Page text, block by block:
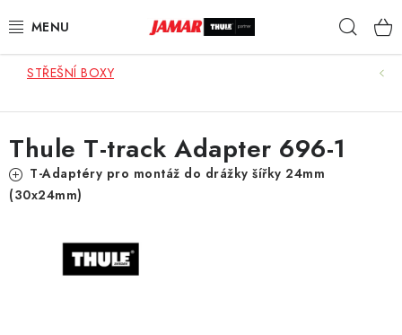
na
STŘEŠNÍ NOSIČE
STŘEŠNÍ BOXY
DĚTSKÉ ZBOŽÍ
STŘEŠNÍ BOXY
Thule T-track Adapter 696-1
T-Adaptéry pro montáž do drážky šířky 24mm
(30x24mm)